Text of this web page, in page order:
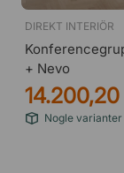
DIREKT INTERIÖR
+ Nevo
14.200,20
Nogle